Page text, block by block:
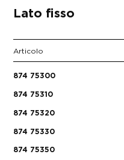
Lato fisso
Articolo
874 75300
874 75310
874 75320
874 75330
874 75350